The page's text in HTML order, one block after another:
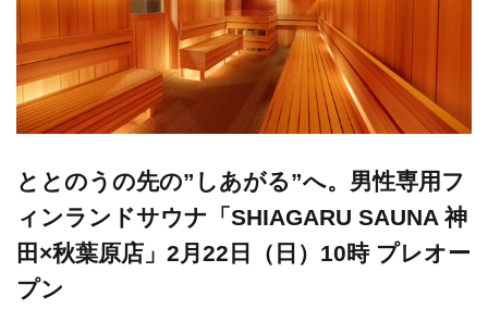
ととのうの先の”しあがる”へ。男性専用フ
ィンランドサウナ「SHIAGARU SAUNA 神
田×秋葉原店」2月22日（日）10時 プレオー
プン